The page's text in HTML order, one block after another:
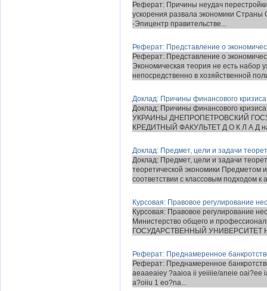
Реферат: Причины неудач
ускорения развала экономики
-Эпицентр правительстве...
Реферат: Представление о
Реферат: Представление о
Экономическая теория не есть набор
непосредственно в хозяйственной
Доклад: Причины финансового
Доклад: Причины финансового
УКРАИНЫ ДНЕПРОПЕТРОВСКИЙ
КРЕДИТНЫЙ ФАКУЛЬТЕТ Д О К Л А Д
Доклад: Предмет, цели и задачи
Доклад: Предмет, цели и задачи
теоретической экономики Предметом
соответствии с классовым подходом к
Курсовая: Правовое регулирование
Курсовая: Правовое регулирование
Министерство общего и
ГОСУДАРСТВЕННЫЙ УНИВЕРСИТЕТ
Реферат: Преднамеренное
Реферат: Преднамеренное
aeaaeaiey ?aaioa ii yeiiiie/aneie oai?ee
a?oiiu 1 eo?na...